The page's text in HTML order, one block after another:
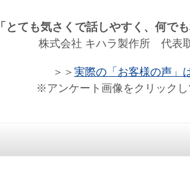
「とても気さくで話しやすく、何で
株式会社 キハラ製作所 代
＞＞ 実際の「お客様の声」
※アンケート画像をクリック